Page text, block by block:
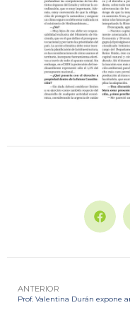
ANTERIOR